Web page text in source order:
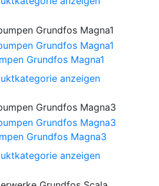
Grundfos Magna1
anzeigen
Grundfos Magna3
anzeigen